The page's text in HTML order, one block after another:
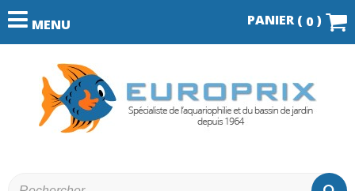
MENU PANIER ( 0 )